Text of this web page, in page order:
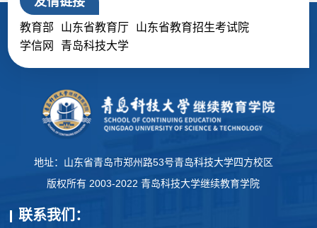
教育部 山东省教育厅
山东省教育招生考试院
学信网
青岛科技大学
地址：山东省青岛市郑州路53号青岛科技大学四方校区
版权所有 2003-2022 青岛科技大学继续教育学院
联系我们：